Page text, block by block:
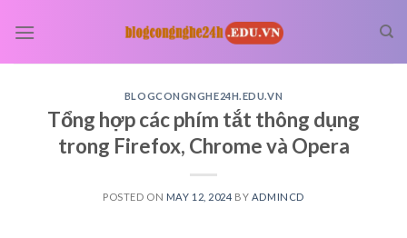
BLOGCONGNGHE24H.EDU.VN
Tổng hợp các phím tắt thông dụng
trong Firefox, Chrome và Opera
POSTED ON MAY 12, 2024 BY ADMINCD